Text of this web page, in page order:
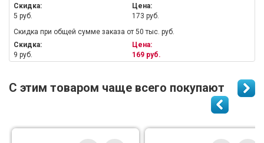
Скидка:
5 руб.
Цена:
173 руб.
Скидка при общей сумме заказа от 50 тыс. руб.
Скидка:
9 руб.
Цена:
169 руб.
С этим товаром чаще всего покупают